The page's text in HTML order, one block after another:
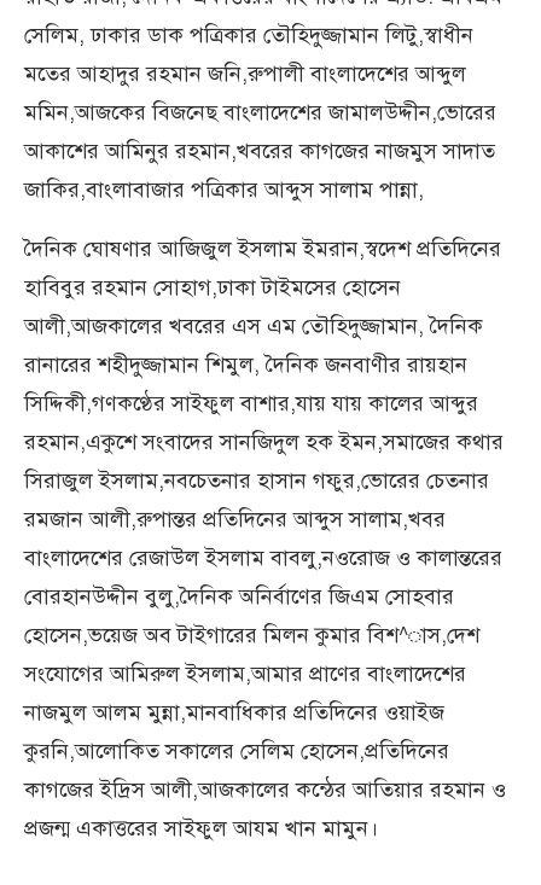
সেলিম, ঢাকার ডাক পত্রিকার তৌহিদুজ্জামান লিটু,স্বাধীন
মতের আহাদুর রহমান জনি,রুপালী বাংলাদেশের আব্দুল
মমিন,আজকের বিজনেছ বাংলাদেশের জামালউদ্দীন,ভোরের
আকাশের আমিনুর রহমান,খবরের কাগজের নাজমুস সাদাত
জাকির,বাংলাবাজার পত্রিকার আব্দুস সালাম পান্না,
দৈনিক ঘোষণার আজিজুল ইসলাম ইমরান,স্বদেশ প্রতিদিনের
হাবিবুর রহমান সোহাগ,ঢাকা টাইমসের হোসেন
আলী,আজকালের খবরের এস এম তৌহিদুজ্জামান, দৈনিক
রানারের শহীদুজ্জামান শিমুল, দৈনিক জনবাণীর রায়হান
সিদ্দিকী,গণকণ্ঠের সাইফুল বাশার,যায় যায় কালের আব্দুর
রহমান,একুশে সংবাদের সানজিদুল হক ইমন,সমাজের কথার
সিরাজুল ইসলাম,নবচেতনার হাসান গফুর,ভোরের চেতনার
রমজান আলী,রুপান্তর প্রতিদিনের আব্দুস সালাম,খবর
বাংলাদেশের রেজাউল ইসলাম বাবলু,নওরোজ ও কালান্তরের
বোরহানউদ্দীন বুলু,দৈনিক অনির্বাণের জিএম সোহবার
হোসেন,ভয়েজ অব টাইগারের মিলন কুমার বিশ^াস,দেশ
সংযোগের আমিরুল ইসলাম,আমার প্রাণের বাংলাদেশের
নাজমুল আলম মুন্না,মানবাধিকার প্রতিদিনের ওয়াইজ
কুরনি,আলোকিত সকালের সেলিম হোসেন,প্রতিদিনের
কাগজের ইদ্রিস আলী,আজকালের কন্ঠের আতিয়ার রহমান ও
প্রজন্ম একাত্তরের সাইফুল আযম খান মামুন।